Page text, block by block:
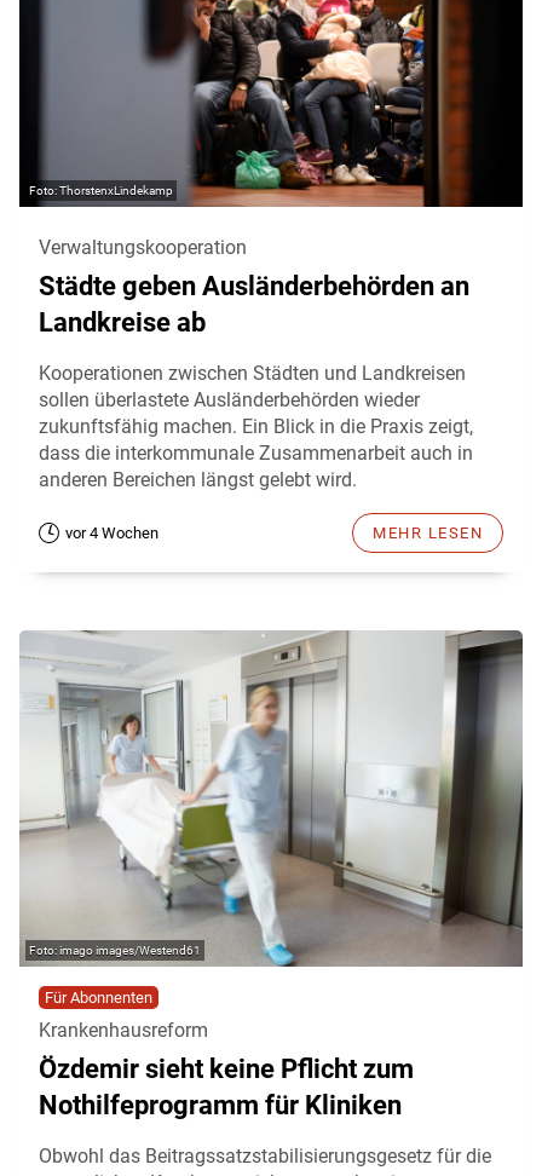
ThorstenxLindekamp
Verwaltungskooperation
Städte geben Ausländerbehörden an
Landkreise ab
Kooperationen zwischen Städten und Landkreisen
sollen überlastete Ausländerbehörden wieder
zukunftsfähig machen. Ein Blick in die Praxis zeigt,
dass die interkommunale Zusammenarbeit auch in
anderen Bereichen längst gelebt wird.
vor 4 Wochen MEHR LESEN
imago images/Westend61
Für Abonnenten
Krankenhausreform
Özdemir sieht keine Pflicht zum
Nothilfeprogramm für Kliniken
Obwohl das Beitragssatzstabilisierungsgesetz für die